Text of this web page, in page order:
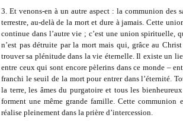
3. Et venons-en à un autre aspect : la communion des
terrestre, au-delà de la mort et dure à jamais. Cette
continue dans l’autre vie ; c’est une union spirituelle,
n’est pas détruite par la mort mais qui, grâce au Christ
trouver sa plénitude dans la vie éternelle. Il existe un
entre ceux qui sont encore pèlerins dans ce monde –
franchi le seuil de la mort pour entrer dans l’éternité.
la terre, les âmes du purgatoire et tous les
forment une même grande famille. Cette communion
réalise pleinement dans la prière d’intercession.